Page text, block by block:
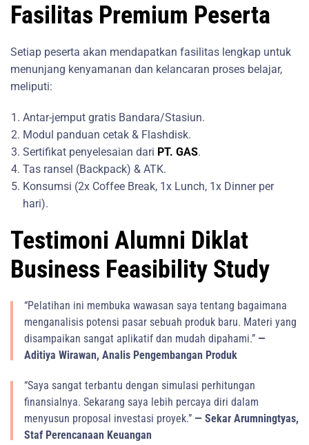
Fasilitas Premium Peserta
Setiap peserta akan mendapatkan fasilitas lengkap untuk
menunjang kenyamanan dan kelancaran proses belajar,
meliputi:
Antar-jemput gratis Bandara/Stasiun.
Modul panduan cetak & Flashdisk.
Sertifikat penyelesaian dari PT. GAS.
Tas ransel (Backpack) & ATK.
Konsumsi (2x Coffee Break, 1x Lunch, 1x Dinner per
hari).
Testimoni Alumni Diklat
Business Feasibility Study
“Pelatihan ini membuka wawasan saya tentang bagaimana
menganalisis potensi pasar sebuah produk baru. Materi yang
disampaikan sangat aplikatif dan mudah dipahami.” —
Aditiya Wirawan, Analis Pengembangan Produk
“Saya sangat terbantu dengan simulasi perhitungan
finansialnya. Sekarang saya lebih percaya diri dalam
menyusun proposal investasi proyek.” — Sekar Arumningtyas,
Staf Perencanaan Keuangan